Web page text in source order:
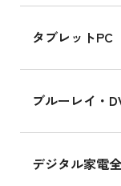
タブレットPC
ブルーレイ・
デジタル家電
iPad
iPhone
iPad